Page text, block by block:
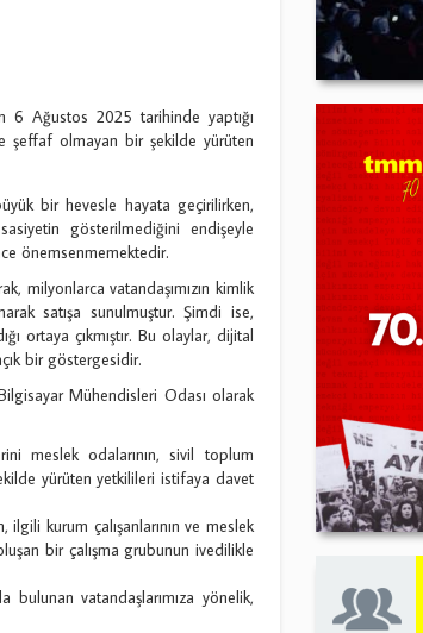
6 Ağustos 2025 tarihinde yaptığı
şeffaf olmayan bir şekilde yürüten
bir hevesle hayata geçirilirken,
gösterilmediğini endişeyle
önemsenmemektedir.
milyonlarca vatandaşımızın kimlik
satışa sunulmuştur. Şimdi ise,
ortaya çıkmıştır. Bu olaylar, dijital
bir göstergesidir.
Mühendisleri Odası olarak
meslek odalarının, sivil toplum
yürüten yetkilileri istifaya davet
ilgili kurum çalışanlarının ve meslek
bir çalışma grubunun ivedilikle
vatandaşlarımıza yönelik,